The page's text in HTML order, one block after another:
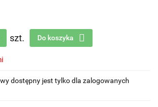
szt. Do koszyka
dostępny jest tylko dla zalogowanych